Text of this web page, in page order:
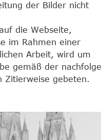
der Bilder nicht
die Webseite,
im Rahmen einer
Arbeit, wird um
gemäß der
Zitierweise gebeten.